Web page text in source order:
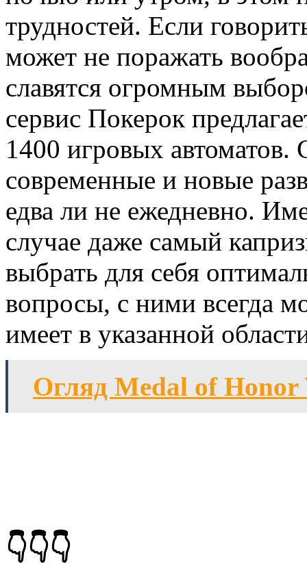
трудностей. Если
может не поражать
славятся огромным
сервис Покерок
1400 игровых автоматов.
современные и новые
едва ли не ежедневно.
случае даже самый
выбрать для себя
вопросы, с ними всегда
имеет в указанной
Огляд Medal of
👇👇👇